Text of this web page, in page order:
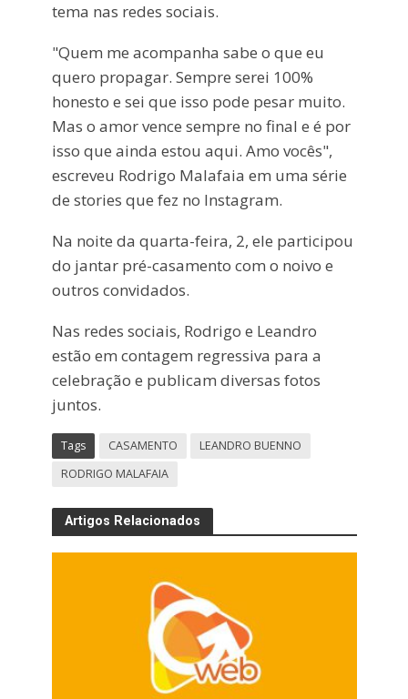
tema nas redes sociais.
"Quem me acompanha sabe o que eu
quero propagar. Sempre serei 100%
honesto e sei que isso pode pesar muito.
Mas o amor vence sempre no final e é por
isso que ainda estou aqui. Amo vocês",
escreveu Rodrigo Malafaia em uma série
de stories que fez no Instagram.
Na noite da quarta-feira, 2, ele participou
do jantar pré-casamento com o noivo e
outros convidados.
Nas redes sociais, Rodrigo e Leandro
estão em contagem regressiva para a
celebração e publicam diversas fotos
juntos.
Tags CASAMENTO
LEANDRO BUENNO
RODRIGO MALAFAIA
Artigos Relacionados